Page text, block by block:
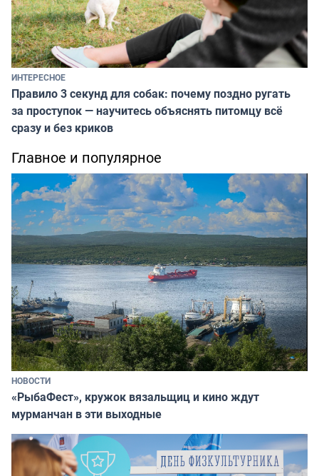
ИНТЕРЕСНОЕ
Правило 3 секунд для собак: почему поздно ругать
за проступок — научитесь объяснять питомцу всё
сразу и без криков
Главное и популярное
НОВОСТИ
«РыбаФест», кружок вязальщиц и кино ждут
мурманчан в эти выходные